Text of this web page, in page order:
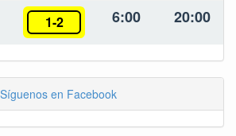
1-2 6:00 20:00
Síguenos en Facebook